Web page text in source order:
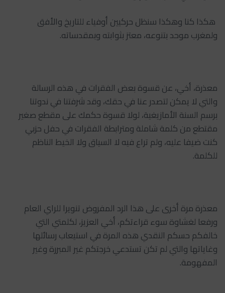
‏‎ هكذا كنا وهكذا سنظل حركيين أوفياء للتاريخ والأفق
ولمغرب موحد بتنوعه، معتز بثوابته وبمقدساته.
‏‎معذرة، أخي، عن قسوة بعض الفقرات في هذه الرسالة
والتي لا يمكن لتصدر عنا في حقك، وقد شرفتنا في ندوتنا
برسم السنة الأمازيغية، لولا قسوة حكمك على مقطع صغير
مقتطع من كلمة شاملة ومترابطة الفقرات في حفل حزبي
كنت ضيفا عليه، ولم تراع فيه لا السياق ولا الخيط الناظم
للكلمة.
‏‎معذرة مرة أخرى على هذا الرد المفروض تنويرا للراي العام
ورفعا لغشاوة سوء قراءتكم، أخي العزيز، لكلمتي التي
خالفكم حسكم النقدي هذه المرة في استيعاب رسائلها
وغاياتها والتي لم تكن تستدعي خرجتكم غير المبررة وغير
المفهومة.